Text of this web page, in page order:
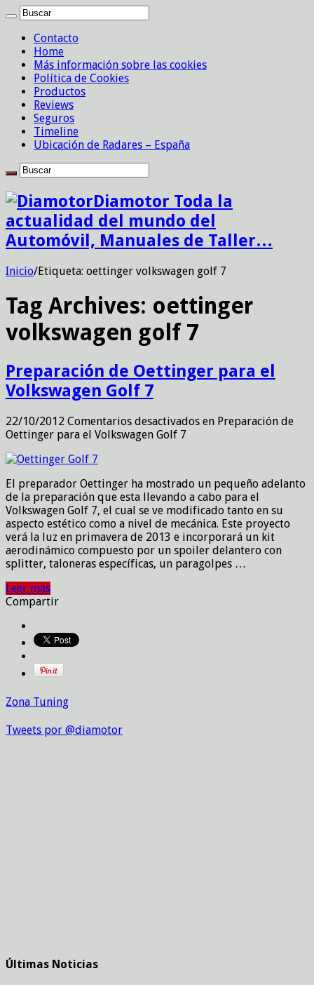
Contacto
Home
Más información sobre las cookies
Política de Cookies
Productos
Reviews
Seguros
Timeline
Ubicación de Radares – España
Diamotor Toda la
actualidad del mundo del
Automóvil, Manuales de Taller…
Inicio/Etiqueta: oettinger volkswagen golf 7
Tag Archives: oettinger
volkswagen golf 7
Preparación de Oettinger para el
Volkswagen Golf 7
22/10/2012 Comentarios desactivados en Preparación de
Oettinger para el Volkswagen Golf 7
El preparador Oettinger ha mostrado un pequeño adelanto
de la preparación que esta llevando a cabo para el
Volkswagen Golf 7, el cual se ve modificado tanto en su
aspecto estético como a nivel de mecánica. Este proyecto
verá la luz en primavera de 2013 e incorporará un kit
aerodinámico compuesto por un spoiler delantero con
splitter, taloneras específicas, un paragolpes …
Leer más
Compartir
Zona Tuning
Tweets por @diamotor
Últimas Noticias